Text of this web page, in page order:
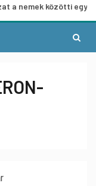
közötti egyenlőség